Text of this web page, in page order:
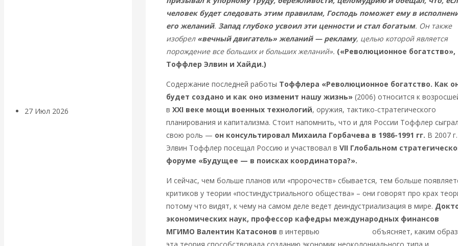
27 Июл 2026
человек будет следовать этим правилам, Господь поможет ему в
его желаний. Запад глубоко усвоил эти ценности и стал богатым. Он также
изобрел «вечный двигатель» желаний — рекламу, целью которой является
порождение все больших и больших желаний». («Революционное богатство»,
Тоффлер Элвин и Хайди.)
Содержание последней работы Тоффлера «Революционное богатство. Как
будет создано и как оно изменит нашу жизнь» (2006) относится к
вXXI веке мощи военных технологий, оружия, тактико-стратегического
планирования и капитализма. Стоит напомнить, что и для России Тоффлер сыграл
свою роль — он консультировал Михаила Горбачева в 1986-1991 гг. В 2007 г.
Элвин Тоффлер посещал Россию и участвовал вVII Глобальном
форуме «Будущее — в поисках координатора?».
И сейчас, чем больше планов или «пророчеств» сбывается, тем больше
критиков у теории «постиндустриального общества» – они говорят про крах
потому что видят, к чему на самом деле ведет деиндустриализация в мире.
экономических наук, профессор кафедры международных финансов
МГИМО Валентин Катасонов в интервью
объясняет, каким